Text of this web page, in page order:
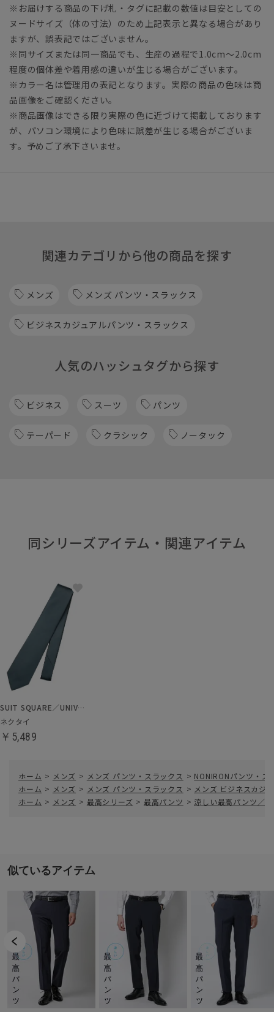
※お届けする商品の下げ札・タグに記載の数値は目安としての
ヌードサイズ（体の寸法）のため上記表示と異なる場合があり
ますが、誤表記ではございません。
※同サイズまたは同一商品でも、生産の過程で1.0cm～2.0cm
程度の個体差や着用感の違いが生じる場合がございます。
※カラー名は管理用の表記となります。実際の商品の色味は商
品画像をご確認ください。
※商品画像はできる限り実際の色に近づけて掲載しております
が、パソコン環境により色味に誤差が生じる場合がございま
す。予めご了承下さいませ。
関連カテゴリから他の商品を探す
メンズ メンズ パンツ・スラックス
ビジネスカジュアルパンツ・スラックス
人気のハッシュタグから探す
ビジネス スーツ パンツ
テーパード クラシック ノータック
同シリーズアイテム・関連アイテム
SUIT SQUARE／UNIVERSAL LANGUAGE
ネクタイ
￥5,489
ホーム > メンズ > メンズ パンツ・スラックス > NONIRONパンツ・ス
ホーム > メンズ > メンズ パンツ・スラックス > メンズ ビジネスカジ
ホーム > メンズ > 最高シリーズ > 最高パンツ > 涼しい最高パンツ／